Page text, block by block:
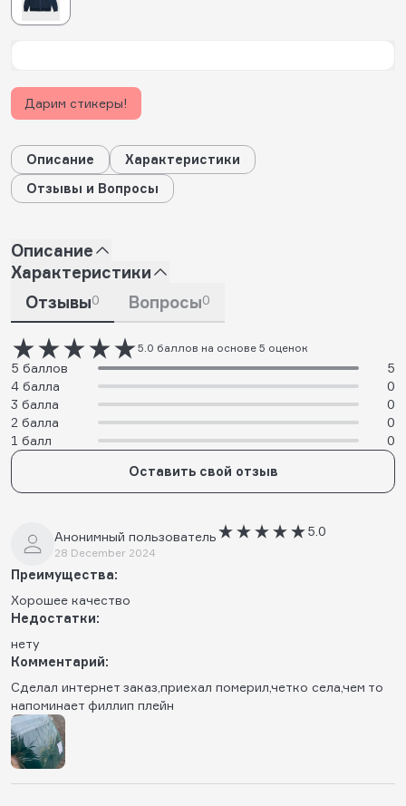
Дарим стикеры!
Описание
Характеристики
Отзывы и Вопросы
Описание
Характеристики
Отзывы0 Вопросы0
5.0 баллов на основе 5 оценок
5 баллов
5
4 балла
0
3 балла
0
2 балла
0
1 балл
0
Оставить свой отзыв
Анонимный пользователь
28 December 2024
5.0
Преимущества:
Хорошее качество
Недостатки:
нету
Комментарий:
Сделал интернет заказ,приехал померил,четко села,чем то
напоминает филлип плейн